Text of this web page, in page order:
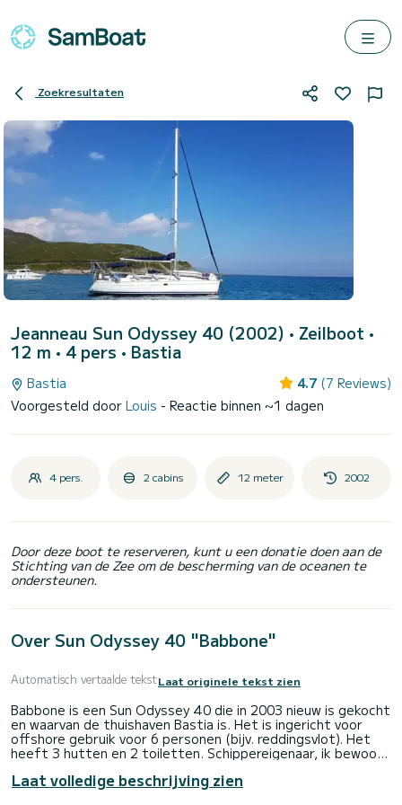
Zoekresultaten
Jeanneau Sun Odyssey 40 (2002) • Zeilboot •
12 m • 4 pers • Bastia
Bastia 4.7 (7 Reviews)
Voorgesteld door Louis - Reactie binnen ~1 dagen
4 pers. 2 cabins 12 meter 2002
Door deze boot te reserveren, kunt u een donatie doen aan de
Stichting van de Zee om de bescherming van de oceanen te
ondersteunen.
Over Sun Odyssey 40 "Babbone"
Automatisch vertaalde tekstLaat originele tekst zien
Babbone is een Sun Odyssey 40 die in 2003 nieuw is gekocht
en waarvan de thuishaven Bastia is. Het is ingericht voor
offshore gebruik voor 6 personen (bijv. reddingsvlot). Het
heeft 3 hutten en 2 toiletten. Schippereigenaar, ik bewoon
achterhutten (4 slaapplaatsen) en het tweede toilet.
Badlinnen en beddengoed vindt u aan boord; Je hoeft een
Laat volledige beschrijving zien